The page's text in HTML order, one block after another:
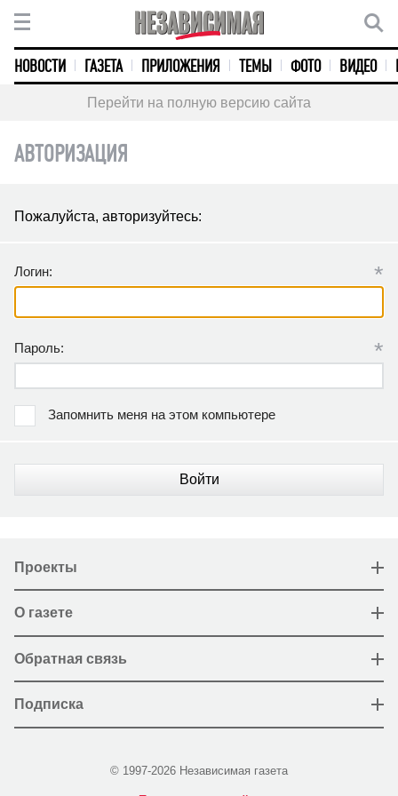
НОВОСТИ ГАЗЕТА ПРИЛОЖЕНИЯ ТЕМЫ ФОТО ВИДЕО
Перейти на полную версию сайта
АВТОРИЗАЦИЯ
Пожалуйста, авторизуйтесь:
Логин: *
Пароль: *
Запомнить меня на этом компьютере
Войти
Проекты
О газете
Обратная связь
Подписка
© 1997-2026 Независимая газета